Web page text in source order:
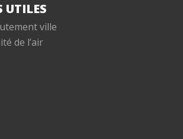
UTILES
ville
de l’air